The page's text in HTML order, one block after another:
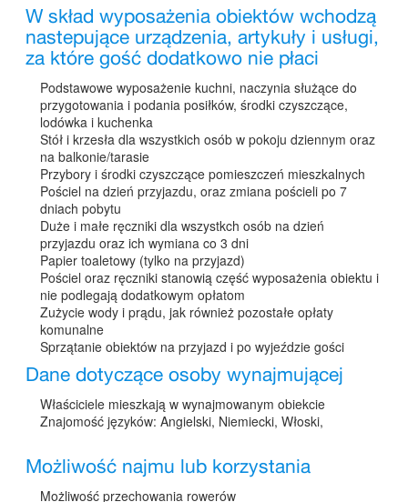
W skład wyposażenia obiektów wchodzą
nastepujące urządzenia, artykuły i usługi,
za które gość dodatkowo nie płaci
Podstawowe wyposażenie kuchni, naczynia służące do
przygotowania i podania posiłków, środki czyszczące,
lodówka i kuchenka
Stół i krzesła dla wszystkich osób w pokoju dziennym oraz
na balkonie/tarasie
Przybory i środki czyszczące pomieszczeń mieszkalnych
Pościel na dzień przyjazdu, oraz zmiana pościeli po 7
dniach pobytu
Duże i małe ręczniki dla wszystkch osób na dzień
przyjazdu oraz ich wymiana co 3 dni
Papier toaletowy (tylko na przyjazd)
Pościel oraz ręczniki stanowią część wyposażenia obiektu i
nie podlegają dodatkowym opłatom
Zużycie wody i prądu, jak również pozostałe opłaty
komunalne
Sprzątanie obiektów na przyjazd i po wyjeździe gości
Dane dotyczące osoby wynajmującej
Właściciele mieszkają w wynajmowanym obiekcie
Znajomość języków: Angielski, Niemiecki, Włoski,
Możliwość najmu lub korzystania
Możliwość przechowania rowerów